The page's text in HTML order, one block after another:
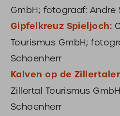
GmbH; fotograaf: Andre
Gipfelkreuz Spieljoch:
Tourismus GmbH;
Schoenherr
Kalven op de
Zillertal Tourismus
Schoenherr